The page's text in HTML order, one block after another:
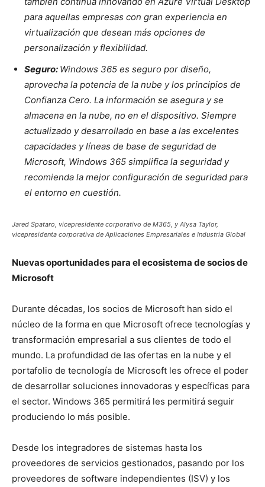
para aquellas empresas con gran experiencia en
virtualización que desean más opciones de
personalización y flexibilidad.
Seguro: Windows 365 es seguro por diseño,
aprovecha la potencia de la nube y los principios de
Confianza Cero. La información se asegura y se
almacena en la nube, no en el dispositivo. Siempre
actualizado y desarrollado en base a las excelentes
capacidades y líneas de base de seguridad de
Microsoft, Windows 365 simplifica la seguridad y
recomienda la mejor configuración de seguridad para
el entorno en cuestión.
Jared Spataro, vicepresidente corporativo de M365, y Alysa Taylor,
vicepresidenta corporativa de Aplicaciones Empresariales e Industria Global
Nuevas oportunidades para el ecosistema de socios de
Microsoft
Durante décadas, los socios de Microsoft han sido el
núcleo de la forma en que Microsoft ofrece tecnologías y
transformación empresarial a sus clientes de todo el
mundo. La profundidad de las ofertas en la nube y el
portafolio de tecnología de Microsoft les ofrece el poder
de desarrollar soluciones innovadoras y específicas para
el sector. Windows 365 permitirá les permitirá seguir
produciendo lo más posible.
Desde los integradores de sistemas hasta los
proveedores de servicios gestionados, pasando por los
proveedores de software independientes (ISV) y los